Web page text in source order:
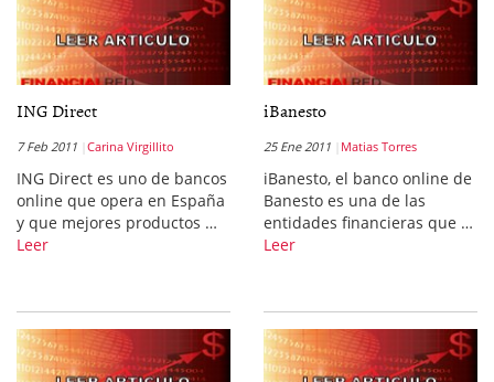
ING Direct
7 Feb 2011 Carina Virgillito
ING Direct es uno de bancos
online que opera en España
y que mejores productos …
Leer
iBanesto
25 Ene 2011 Matias Torres
iBanesto, el banco online de
Banesto es una de las
entidades financieras que …
Leer